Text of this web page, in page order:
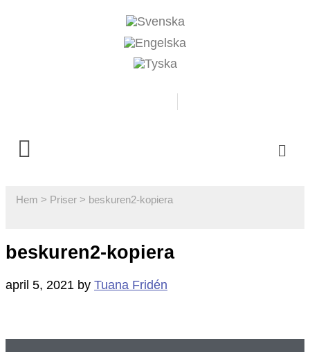
Hem > Priser > beskuren2-kopiera
beskuren2-kopiera
april 5, 2021 by Tuana Fridén